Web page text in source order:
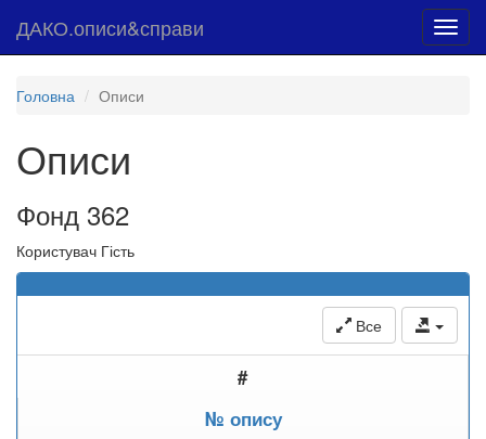
ДАКО.описи&справи
Головна Описи
Описи
Фонд 362
Користувач Гість
Все
#
№ опису